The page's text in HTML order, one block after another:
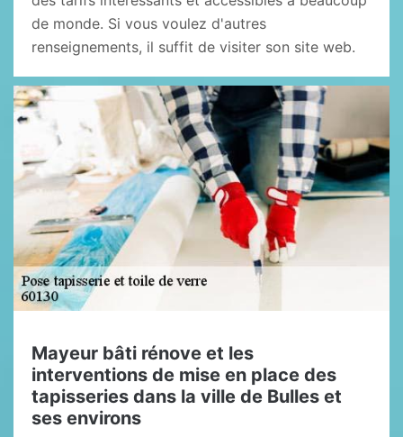
de monde. Si vous voulez d'autres
renseignements, il suffit de visiter son site web.
Mayeur bâti rénove et les
interventions de mise en place des
tapisseries dans la ville de Bulles et
ses environs